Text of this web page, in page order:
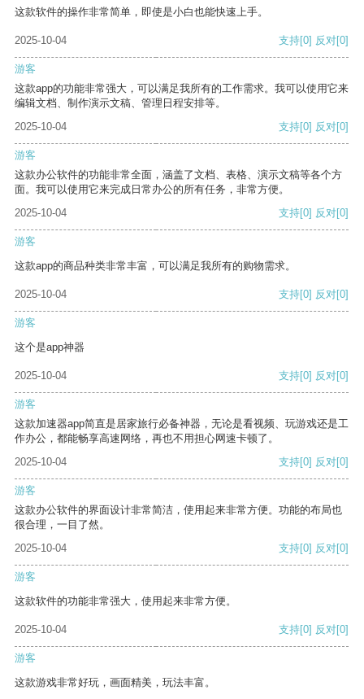
这款软件的操作非常简单，即使是小白也能快速上手。
2025-10-04 支持[0] 反对[0]
游客
这款app的功能非常强大，可以满足我所有的工作需求。我可以使用它来
编辑文档、制作演示文稿、管理日程安排等。
2025-10-04
支持[0] 反对[0]
游客
这款办公软件的功能非常全面，涵盖了文档、表格、演示文稿等各个方
面。我可以使用它来完成日常办公的所有任务，非常方便。
2025-10-04
支持[0] 反对[0]
游客
这款app的商品种类非常丰富，可以满足我所有的购物需求。
2025-10-04 支持[0] 反对[0]
游客
这个是app神器
2025-10-04 支持[0] 反对[0]
游客
这款加速器app简直是居家旅行必备神器，无论是看视频、玩游戏还是工
作办公，都能畅享高速网络，再也不用担心网速卡顿了。
2025-10-04
支持[0] 反对[0]
游客
这款办公软件的界面设计非常简洁，使用起来非常方便。功能的布局也
很合理，一目了然。
2025-10-04
支持[0] 反对[0]
游客
这款软件的功能非常强大，使用起来非常方便。
2025-10-04 支持[0] 反对[0]
游客
这款游戏非常好玩，画面精美，玩法丰富。